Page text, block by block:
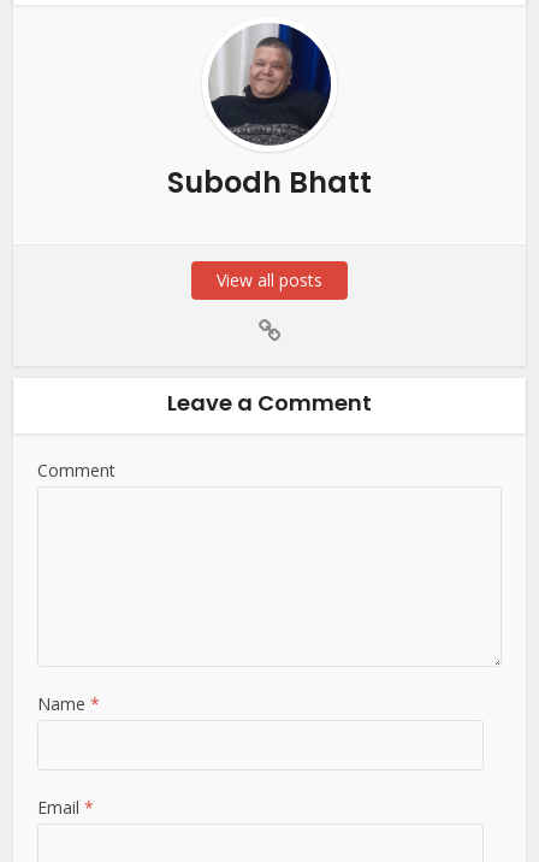
Subodh Bhatt
View all posts
Leave a Comment
Comment
Name*
Email*